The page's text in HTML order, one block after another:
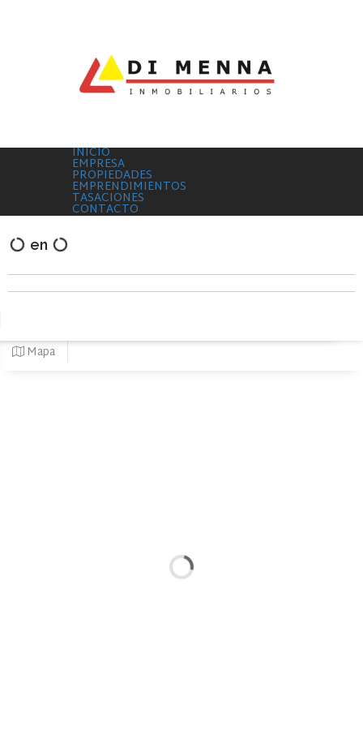
INICIO
EMPRESA
PROPIEDADES
EMPRENDIMIENTOS
TASACIONES
CONTACTO
en
Mapa